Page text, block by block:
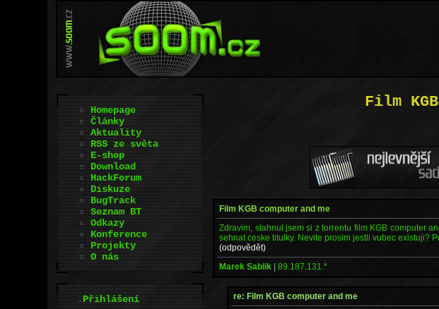
Film
Film KGB computer and me
Zdravim, stahnul jsem si z torrentu film KGB computer
sehnat ceske titulky. Nevite prosim jestli vubec existuji?
(odpovědět)
Marek Sablik |89.187.131.*
re: Film KGB computer and me
Homepage
Články
Aktuality
RSS ze světa
E-shop
Download
HackForum
Diskuze
BugTrack
Seznam BT
Odkazy
Konference
Projekty
O nás
.Přihlášení